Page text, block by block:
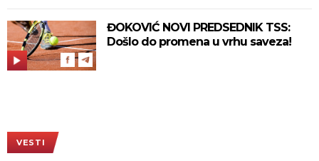
ĐOKOVIĆ NOVI PREDSEDNIK TSS:
Došlo do promena u vrhu saveza!
VESTI